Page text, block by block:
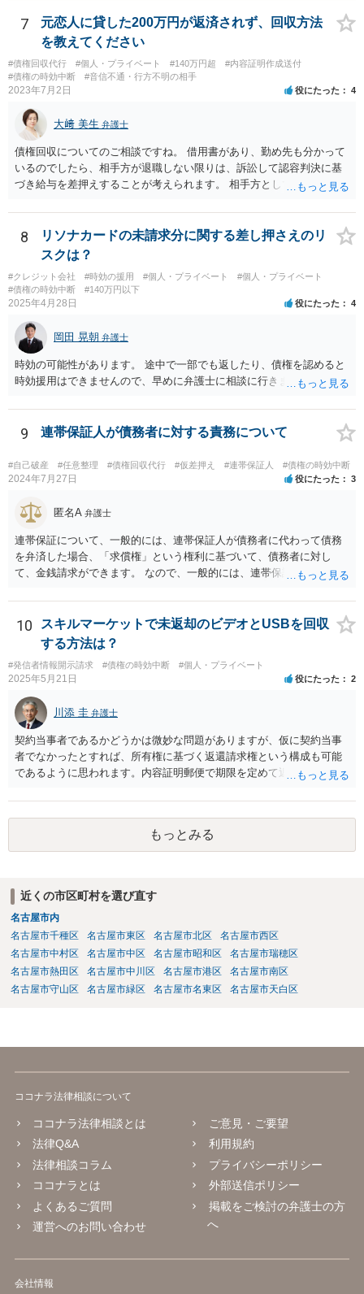
7
元恋人に貸した200万円が返済されず、回収方法
を教えてください
#債権回収代行 #個人・プライベート #140万円超
#内容証明作成送付
#債権の時効中断
#音信不通・行方不明の相手
2023年7月2日 役にたった 4
大﨑 美生 弁護士
債権回収についてのご相談ですね。 借用書があり、勤め先も分かって
いるのでしたら、相手方が退職しない限りは、訴訟して認容判決に基
づき給与を差押えすることが考えられます。 相手方としては上記のと
まとまる可能性もあると思います。 借用書などの記録をもって弁護士
にご相談されることをおすすめします。
8
リソナカードの未請求分に関する差し押さえのリ
スクは？
#クレジット会社 #時効の援用 #個人・プライベート
#個人・プライベート
#債権の時効中断
#140万円以下
2025年4月28日 役にたった 4
岡田 晃朝 弁護士
時効の可能性があります。 途中で一部でも返したり、債権を認めると
時効援用はできませんので、早めに弁護士に相談に行きましょう。
9 連帯保証人が債務者に対する責務について
#自己破産 #任意整理 #債権回収代行 #仮差押え #連帯保証人 #債権の時効中断
2024年7月27日 役にたった 3
匿名A 弁護士
連帯保証について、一般的には、連帯保証人が債務者に代わって債務
を弁済した場合、「求償権」という権利に基づいて、債務者に対し
て、金銭請求ができます。 なので、一般的には、連帯保証人が代わり
者が連帯債務者に支払わなければならない、ということになります。
ご質問の構成の違いを確認されたい意図は分かりかねますが、結論と
しては、一般的には「求償権」に基づいて上記のような処理になるか
と思います。
10
スキルマーケットで未返却のビデオとUSBを回収
する方法は？
#発信者情報開示請求 #債権の時効中断 #個人・プライベート
2025年5月21日 役にたった 2
川添 圭 弁護士
契約当事者であるかどうかは微妙な問題がありますが、仮に契約当事
者でなかったとすれば、所有権に基づく返還請求権という構成も可能
であるように思われます。内容証明郵便で期限を定めて返却を求める
といった手段を踏んだ上で、最終的には訴訟を検討すべきではないか
と思われます。ビデオテープが大切な（ある程度費用をかけてでも取
り返したい）ものであれば、弁護士へ相談・依頼することも考えられ
ます。
もっとみる
近くの市区町村を選び直す
名古屋市内
名古屋市千種区
名古屋市東区 名古屋市北区
名古屋市西区
名古屋市中村区
名古屋市中区 名古屋市昭和区
名古屋市瑞穂区
名古屋市熱田区
名古屋市中川区 名古屋市港区
名古屋市南区
名古屋市守山区
名古屋市緑区 名古屋市名東区 名古屋市天白区
ココナラ法律相談について
ココナラ法律相談とは
法律Q&A
法律相談コラム
ココナラとは
よくあるご質問
運営へのお問い合わせ
ご意見・ご要望
利用規約
プライバシーポリシー
外部送信ポリシー
掲載をご検討の弁護士の方
へ
会社情報